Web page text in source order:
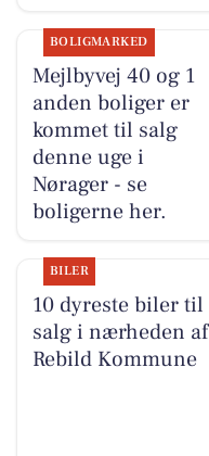
BOLIGMARKED
Mejlbyvej 40 og 1
anden boliger er
kommet til salg
denne uge i
Nørager - se
boligerne her.
BILER
10 dyreste biler til
salg i nærheden af
Rebild Kommune